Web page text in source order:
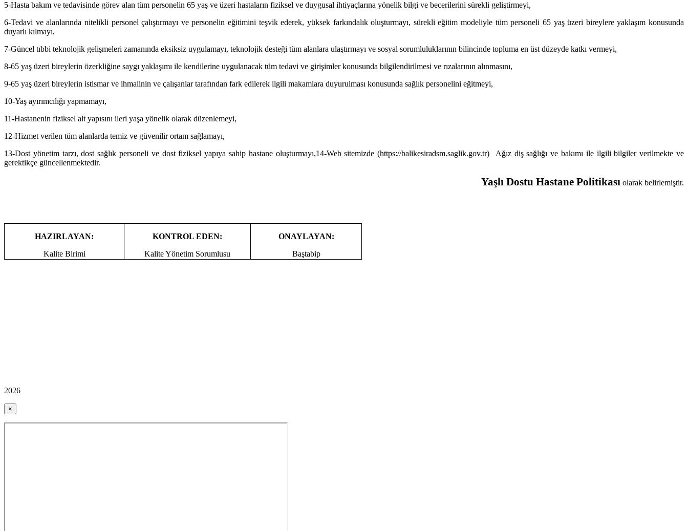
5-Hasta bakım ve tedavisinde görev alan tüm personelin 65 yaş ve üzeri hastaların fiziksel ve duygusal ihtiyaçlarına yönelik bilgi ve becerilerini sürekli geliştirmeyi,
6-Tedavi ve alanlarında nitelikli personel çalıştırmayı ve personelin eğitimini teşvik ederek, yüksek farkındalık oluşturmayı, sürekli eğitim modeliyle tüm personeli 65 yaş üzeri bireylere yaklaşım konusunda
duyarlı kılmayı,
7-Güncel tıbbi teknolojik gelişmeleri zamanında eksiksiz uygulamayı, teknolojik desteği tüm alanlara ulaştırmayı ve sosyal sorumluluklarının bilincinde topluma en üst düzeyde katkı vermeyi,
8-65 yaş üzeri bireylerin özerkliğine saygı yaklaşımı ile kendilerine uygulanacak tüm tedavi ve girişimler konusunda bilgilendirilmesi ve rızalarının alınmasını,
9-65 yaş üzeri bireylerin istismar ve ihmalinin ve çalışanlar tarafından fark edilerek ilgili makamlara duyurulması konusunda sağlık personelini eğitmeyi,
10-Yaş ayırımcılığı yapmamayı,
11-Hastanenin fiziksel alt yapısını ileri yaşa yönelik olarak düzenlemeyi,
12-Hizmet verilen tüm alanlarda temiz ve güvenilir ortam sağlamayı,
13-Dost yönetim tarzı, dost sağlık personeli ve dost fiziksel yapıya sahip hastane oluşturmayı,14-Web sitemizde (https://balikesiradsm.saglik.gov.tr)
Ağız diş sağlığı ve bakımı ile ilgili bilgiler verilmekte ve
gerektikçe güncellenmektedir.
Yaşlı Dostu Hastane Politikası olarak belirlemiştir.
HAZIRLAYAN:
Kalite Birimi
KONTROL EDEN:
Kalite Yönetim Sorumlusu
ONAYLAYAN:
Baştabip
2026
×